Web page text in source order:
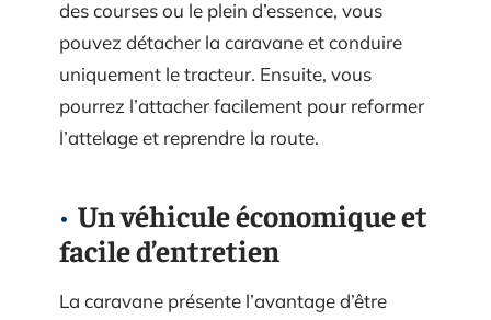
des courses ou le plein d’essence, vous
pouvez détacher la caravane et conduire
uniquement le tracteur. Ensuite, vous
pourrez l’attacher facilement pour reformer
l’attelage et reprendre la route.
Un véhicule économique et
facile d’entretien
La caravane présente l’avantage d’être